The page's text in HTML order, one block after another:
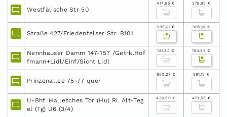
Westfälische Str 50
414,65 € 376,95 €
Straße 427/Friedenfelser Str. B101
995,61 € 905,10 €
Nennhauser Damm 147-157 /Getrk.Hof
fmann+Lidl/Einf/Sicht Lidl
181,34 € 164,85 €
Prinzenallee 75-77 quer
650,27 € 591,15 €
U-Bhf. Hallesches Tor (Hu) Ri. Alt-Teg
el (Tg) U6 (3/4)
430,50 € 473,55 €